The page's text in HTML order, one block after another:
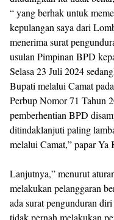
“ yang berhak untuk
kepulangan saya dari
menerima surat
usulan Pimpinan BPD
Selasa 23 Juli 2024
Bupati melalui Camat
Perbup Nomor 71 Tahun
pemberhentian BPD
ditindaklanjuti paling
melalui Camat,” papar Ya
Lanjutnya,” menurut
melakukan pelanggaran
ada surat pengunduran